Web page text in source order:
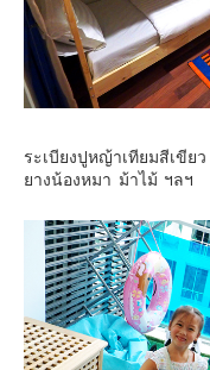
ระเบียงปูหญ้าเทียมสีเขีย
ยางน้องหมา ม้าไม้ ฯลฯ